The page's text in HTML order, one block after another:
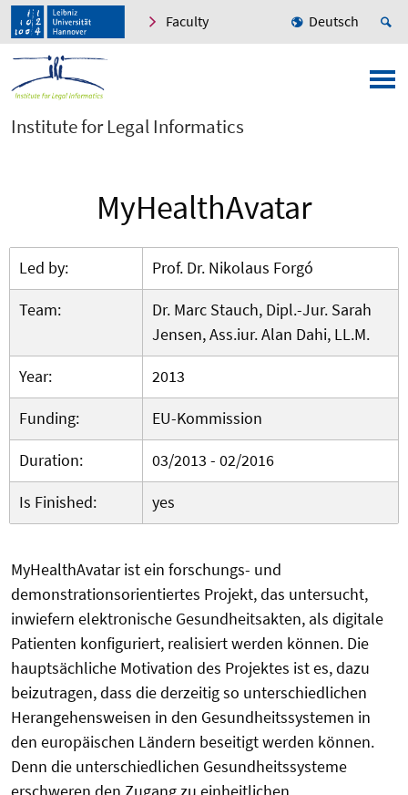
Faculty Deutsch
Institute for Legal Informatics
MyHealthAvatar
Led by:
Prof. Dr. Nikolaus Forgó
Team:
Dr. Marc Stauch, Dipl.-Jur. Sarah
Jensen, Ass.iur. Alan Dahi, LL.M.
Year:
2013
Funding:
EU-Kommission
Duration:
03/2013 - 02/2016
Is Finished:
yes
MyHealthAvatar ist ein forschungs- und
demonstrationsorientiertes Projekt, das untersucht,
inwiefern elektronische Gesundheitsakten, als digitale
Patienten konfiguriert, realisiert werden können. Die
hauptsächliche Motivation des Projektes ist es, dazu
beizutragen, dass die derzeitig so unterschiedlichen
Herangehensweisen in den Gesundheitssystemen in
den europäischen Ländern beseitigt werden können.
Denn die unterschiedlichen Gesundheitssysteme